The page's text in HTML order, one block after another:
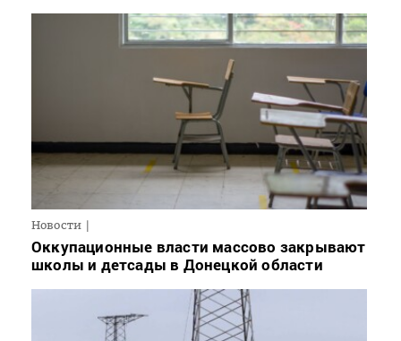
Новости
Оккупационные власти массово закрывают
школы и детсады в Донецкой области